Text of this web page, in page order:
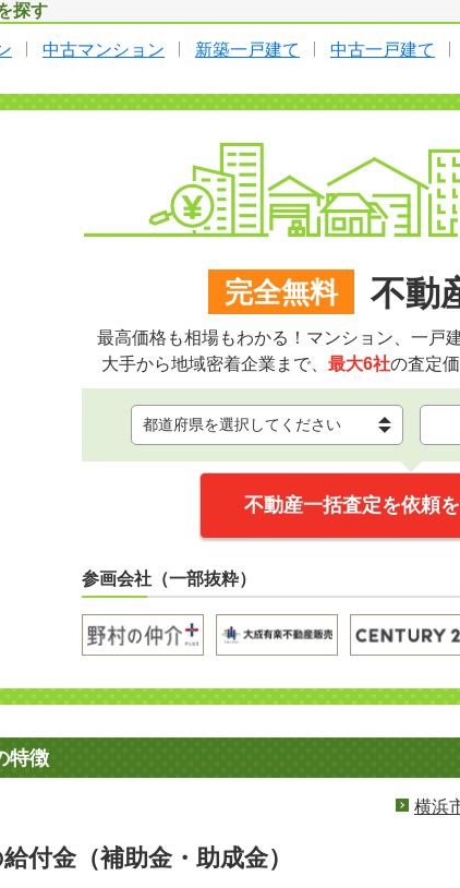
探す
中古マンション 新築一戸建て 中古一戸建て
完全無料 不動
最高価格も相場もわかる！マンション、一戸
大手から地域密着企業まで、 最大6社の査定
不動産一括査定を依頼を
参画会社（一部抜粋）
特徴
横浜
付金（補助金・助成金）